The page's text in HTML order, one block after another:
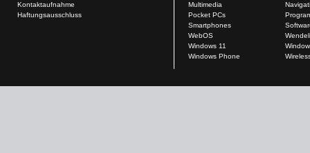
Kontaktaufnahme
Haftungsausschluss
Multimedia
Pocket PCs
Smartphones
WebOS
Windows 11
Windows Phone